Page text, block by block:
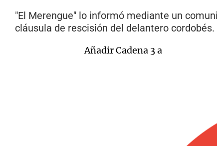
"El Merengue" lo informó mediante un
cláusula de rescisión del delantero cordobés.
Añadir Cadena 3 a